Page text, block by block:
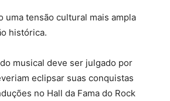
tensão cultural mais ampla
histórica.
musical deve ser julgado por
eclipsar suas conquistas
no Hall da Fama do Rock